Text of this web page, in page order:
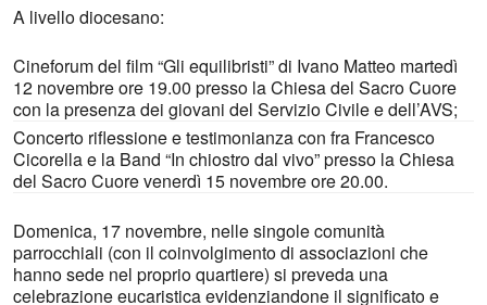
A livello diocesano:
Cineforum del film “Gli equilibristi” di Ivano Matteo martedì
12 novembre ore 19.00 presso la Chiesa del Sacro Cuore
con la presenza dei giovani del Servizio Civile e dell’AVS;
Concerto riflessione e testimonianza con fra Francesco
Cicorella e la Band “In chiostro dal vivo” presso la Chiesa
del Sacro Cuore venerdì 15 novembre ore 20.00.
Domenica, 17 novembre, nelle singole comunità
parrocchiali (con il coinvolgimento di associazioni che
hanno sede nel proprio quartiere) si preveda una
celebrazione eucaristica evidenziandone il significato e